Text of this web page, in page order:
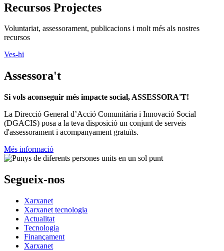
Recursos Projectes
Voluntariat, assessorament, publicacions i molt més als nostres
recursos
Ves-hi
Assessora't
Si vols aconseguir més impacte social, ASSESSORA'T!
La Direcció General d’Acció Comunitària i Innovació Social
(DGACIS) posa a la teva disposició un conjunt de serveis
d'assessorament i acompanyament gratuïts.
Més informació
Segueix-nos
Xarxanet
Xarxanet tecnologia
Actualitat
Tecnologia
Finançament
Xarxanet